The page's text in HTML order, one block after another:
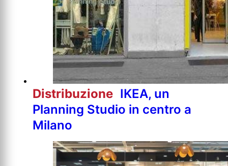
Distribuzione IKEA, un
Planning Studio in centro a
Milano